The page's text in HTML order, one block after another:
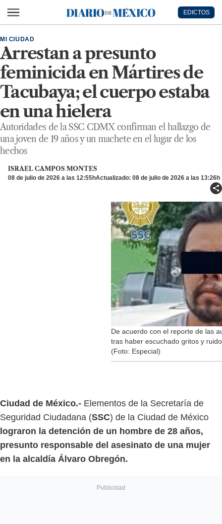
Diario de México
EDICTOS
Arrestan a presunto
feminicida en Mártires de
Tacubaya; el cuerpo estaba
en una hielera
MI CIUDAD
Autoridades de la SSC CDMX confirman el hallazgo de
una joven de 19 años y un machete en el lugar de los
hechos
ISRAEL CAMPOS MONTES
08 de julio de 2026 a las 12:55hActualizado: 08 de julio de 2026 a las 13:26h
De acuerdo con el reporte de las
tras haber escuchado gritos y
(Foto: Especial)
Ciudad de México.- Elementos de la Secretaría de
Seguridad Ciudadana (SSC) de la Ciudad de México
lograron la detención de un hombre de 28 años,
presunto responsable del asesinato de una mujer
en la alcaldía Álvaro Obregón.